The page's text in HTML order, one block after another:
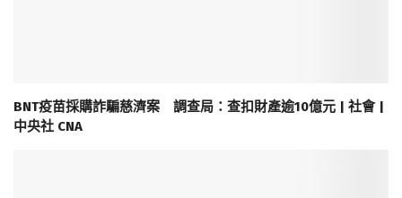
BNT疫苗採購詐騙慈濟案 調查局：查扣財產逾10億元 | 社會 |
中央社 CNA